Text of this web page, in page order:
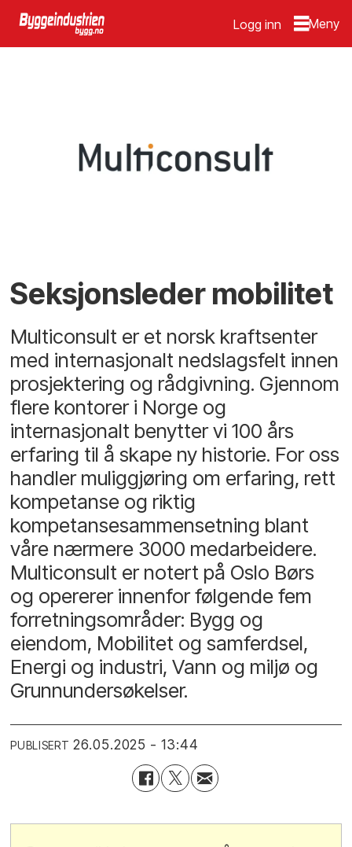
Logg inn
Seksjonsleder mobilitet
Multiconsult er et norsk kraftsenter
med internasjonalt nedslagsfelt innen
prosjektering og rådgivning. Gjennom
flere kontorer i Norge og
internasjonalt benytter vi 100 års
erfaring til å skape ny historie. For oss
handler muliggjøring om erfaring, rett
kompetanse og riktig
kompetansesammensetning blant
våre nærmere 3000 medarbeidere.
Multiconsult er notert på Oslo Børs
og opererer innenfor følgende fem
forretningsområder: Bygg og
eiendom, Mobilitet og samferdsel,
Energi og industri, Vann og miljø og
Grunnundersøkelser.
PUBLISERT 26.05.2025 - 13:44